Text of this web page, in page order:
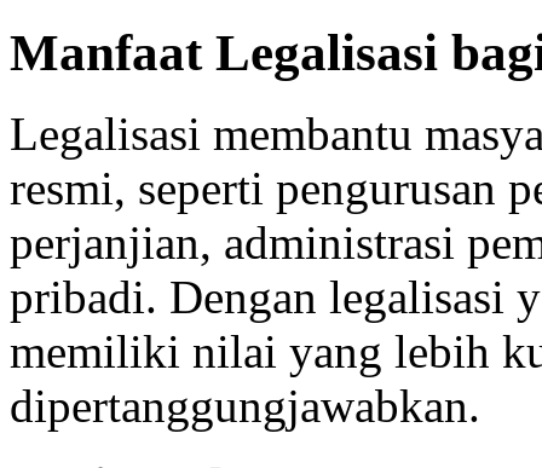
Manfaat Legalisasi
Legalisasi membantu
resmi, seperti pengurusan
perjanjian, administrasi
pribadi. Dengan legalisasi
memiliki nilai yang lebih
dipertanggungjawabkan.